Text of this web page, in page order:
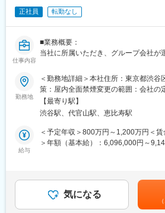
ィング・制作ディレクション・制作物
る社内、社外関係者との折衝
※スキル次第では、更に上流のペルソ
構築などもお任せしたいと思っていま
■組織構成
意とする分野で活躍いただいておりま
30代～40代のメンバーがほとんどで、
あります。
遠方のメンバーもいるため、フルリモ
■業務の魅力
そのため、「来院率」や「契約率」、
ータまで把握したマーケティングが可
そのデータを武器に、事業収益に直結
正社員 転勤なし
仕事内容
■業務概要：
当社に所属いただき、グループ会社が
■業務内容詳細：
◇マーケティング戦略の立案
※分析した数値・市場のトレンドを元
大化するためのマーケティング戦略の
◇事業計画の立案から実行まで
※立案した戦略を軸に事業計画の立案
メントをお任せします。
勤務地
＜勤務地詳細＞本社住所：東京都渋谷
策：屋内全面禁煙変更の範囲：会社の
ーク含む）
【最寄り駅】
渋谷駅、代官山駅、恵比寿駅
給与
＜予定年収＞800万円～1,200万円＜
＞年額（基本給）：6,096,000円～
金はあくまでも目安の金額であり、選
があります。月給(月額)は固定手当を
気になる